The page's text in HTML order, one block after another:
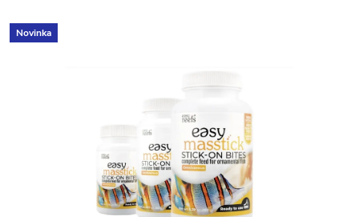
Novinka